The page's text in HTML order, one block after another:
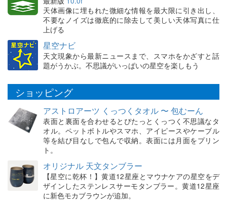
天体画像に埋もれた微細な情報を最大限に引き出し、
不要なノイズは徹底的に除去して美しい天体写真に仕
上げる
星空ナビ
天文現象から最新ニュースまで、スマホをかざすと話
題がうかぶ。不思議がいっぱいの星空を楽しもう
ショッピング
アストロアーツ くっつくタオル 〜 包むーん
表面と裏面を合わせるとぴたっとくっつく不思議なタ
オル。ペットボトルやスマホ、アイピースやケーブル
等を結び目なしで包んで収納。表面には月面をプリン
ト。
オリジナル 天文タンブラー
【星空に乾杯！】黄道12星座とマウナケアの星空をデ
ザインしたステンレスサーモタンブラー。黄道12星座
に新色モカブラウンが追加。